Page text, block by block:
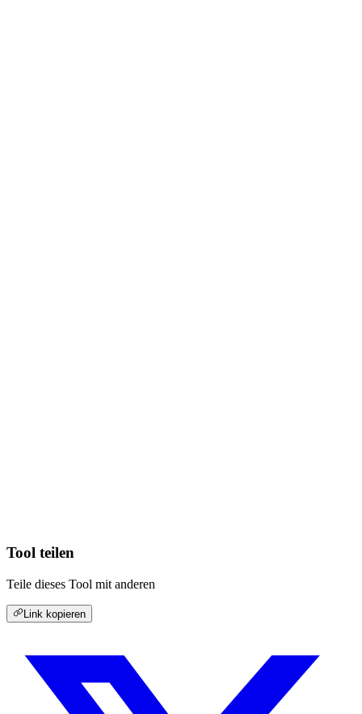
Tool teilen
Teile dieses Tool mit anderen
Link kopieren